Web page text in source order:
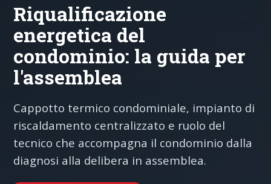
Riqualificazione
energetica del
condominio: la guida per
l'assemblea
Cappotto termico condominiale, impianto di
riscaldamento centralizzato e ruolo del
tecnico che accompagna il condominio dalla
diagnosi alla delibera in assemblea.